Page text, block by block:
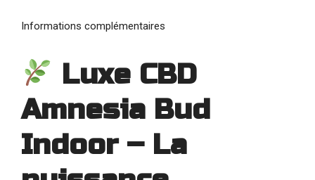
Informations complémentaires
Luxe CBD
Amnesia Bud
Indoor – La